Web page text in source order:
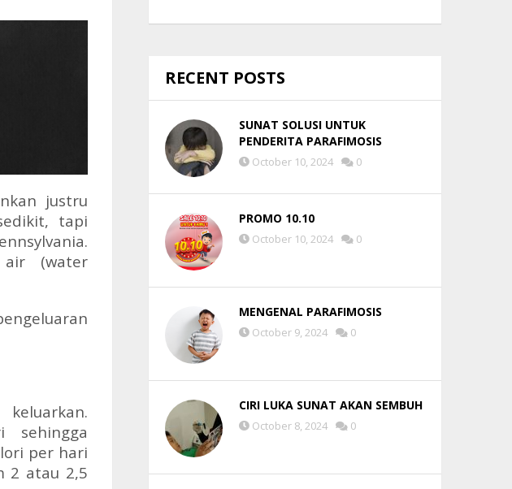
justru
tapi
air (water
sehingga
per hari
2 atau 2,5
RECENT POSTS
SUNAT SOLUSI UNTUK
PENDERITA PARAFIMOSIS
October 10, 2024 0
PROMO 10.10
October 10, 2024 0
MENGENAL PARAFIMOSIS
October 9, 2024 0
CIRI LUKA SUNAT AKAN SEMBUH
October 8, 2024 0